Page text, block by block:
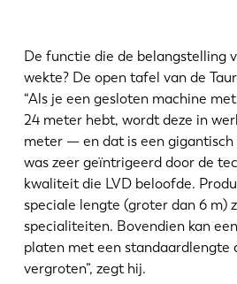
De functie die de belangstelling
wekte? De open tafel van de
“Als je een gesloten machine
24 meter hebt, wordt deze in
meter — en dat is een
was zeer geïntrigeerd door de
kwaliteit die LVD beloofde.
speciale lengte (groter dan 6 m)
specialiteiten. Bovendien kan
platen met een standaardlengte
vergroten”, zegt hij.